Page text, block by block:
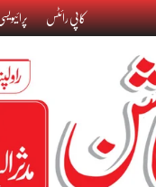
کاپی رائٹس